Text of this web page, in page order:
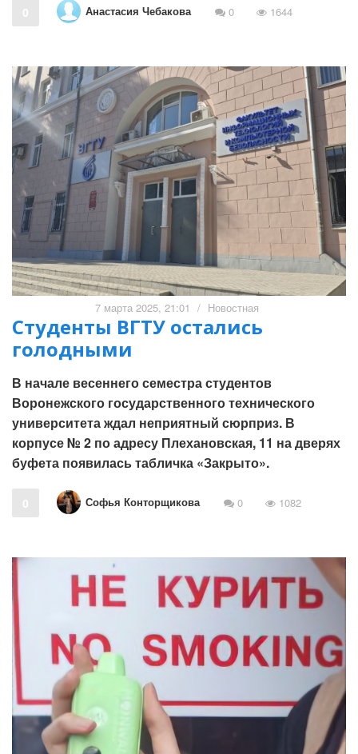
0 Анастасия Чебакова 0 1644
7 марта 2025, 21:01 / Новостная
Студенты ВГТУ остались
голодными
В начале весеннего семестра студентов
Воронежского государственного технического
университета ждал неприятный сюрприз. В
корпусе № 2 по адресу Плехановская, 11 на дверях
буфета появилась табличка «Закрыто».
0 Софья Конторщикова 0 1082